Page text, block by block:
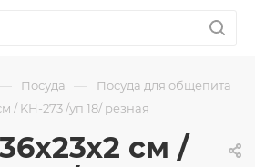
Посуда — Посуда для общепита
/ KH-273 /уп 18/ резная
см /